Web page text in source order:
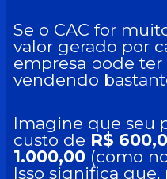
Se o CAC for
valor gerado por
empresa pode
vendendo
Imagine que seu
custo de R$
1.000,00 (como
Isso significa